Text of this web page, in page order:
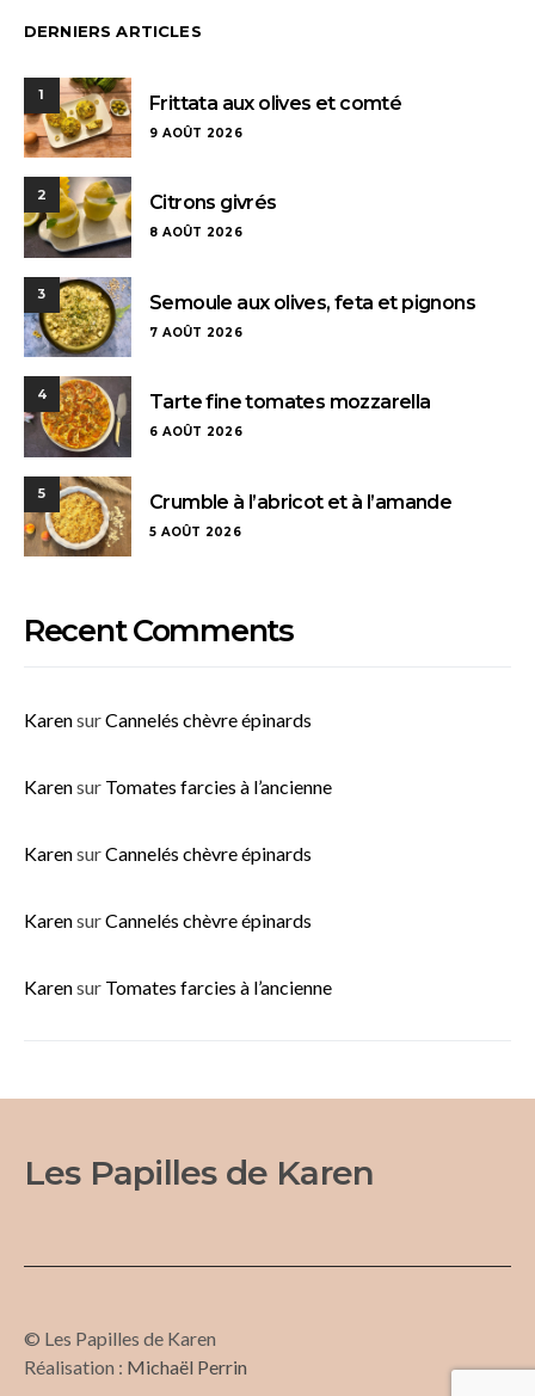
DERNIERS ARTICLES
1 Frittata aux olives et comté
9 AOÛT 2026
2 Citrons givrés
8 AOÛT 2026
3 Semoule aux olives, feta et pignons
7 AOÛT 2026
4 Tarte fine tomates mozzarella
6 AOÛT 2026
5 Crumble à l’abricot et à l’amande
5 AOÛT 2026
Recent Comments
KarensurCannelés chèvre épinards
Karensur Tomates farcies à l’ancienne
KarensurCannelés chèvre épinards
KarensurCannelés chèvre épinards
Karensur Tomates farcies à l’ancienne
Les Papilles de Karen
© Les Papilles de Karen
Réalisation : Michaël Perrin